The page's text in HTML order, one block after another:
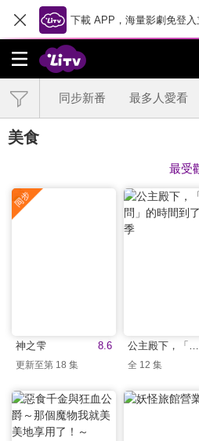
下載 APP，海量影劇免登入
同步新番 最多人愛看
美食
最受
8.6
神之雫
更新至第 18 集 全 12 集